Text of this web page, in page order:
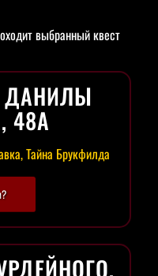
выбранный квест
ДАНИЛЫ
48А
Тайна Брукфилда